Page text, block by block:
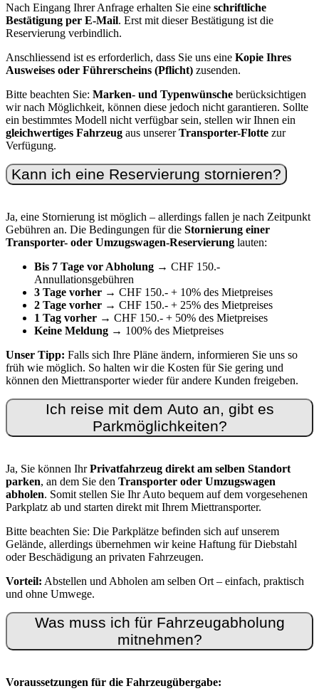
Nach Eingang Ihrer Anfrage erhalten Sie eine schriftliche
Bestätigung per E-Mail. Erst mit dieser Bestätigung ist die
Reservierung verbindlich.
Anschliessend ist es erforderlich, dass Sie uns eine Kopie Ihres
Ausweises oder Führerscheins (Pflicht) zusenden.
Bitte beachten Sie: Marken- und Typenwünsche berücksichtigen
wir nach Möglichkeit, können diese jedoch nicht garantieren. Sollte
ein bestimmtes Modell nicht verfügbar sein, stellen wir Ihnen ein
gleichwertiges Fahrzeug aus unsererTransporter-Flotte zur
Verfügung.
Kann ich eine Reservierung stornieren?
Ja, eine Stornierung ist möglich – allerdings fallen je nach Zeitpunkt
Gebühren an. Die Bedingungen für die Stornierung einer
Transporter- oder Umzugswagen-Reservierung lauten:
Bis 7 Tage vor Abholung → CHF 150.-
Annullationsgebühren
3 Tage vorher → CHF 150.- + 10% des Mietpreises
2 Tage vorher → CHF 150.- + 25% des Mietpreises
1 Tag vorher → CHF 150.- + 50% des Mietpreises
Keine Meldung → 100% des Mietpreises
Unser Tipp: Falls sich Ihre Pläne ändern, informieren Sie uns so
früh wie möglich. So halten wir die Kosten für Sie gering und
können den Miettransporter wieder für andere Kunden freigeben.
Ich reise mit dem Auto an, gibt es
Parkmöglichkeiten?
Ja, Sie können IhrPrivatfahrzeug direkt am selben Standort
parken, an dem Sie den Transporter oder Umzugswagen
abholen. Somit stellen Sie Ihr Auto bequem auf dem vorgesehenen
Parkplatz ab und starten direkt mit Ihrem Miettransporter.
Bitte beachten Sie: Die Parkplätze befinden sich auf unserem
Gelände, allerdings übernehmen wir keine Haftung für Diebstahl
oder Beschädigung an privaten Fahrzeugen.
Vorteil: Abstellen und Abholen am selben Ort – einfach, praktisch
und ohne Umwege.
Was muss ich für Fahrzeugabholung
mitnehmen?
Voraussetzungen für die Fahrzeugübergabe: